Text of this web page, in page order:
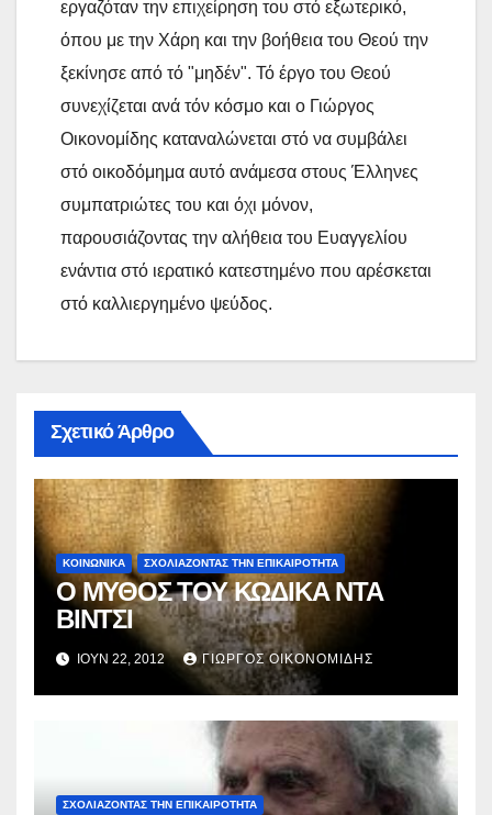
εργαζόταν την επιχείρηση του στό εξωτερικό,
όπου με την Χάρη και την βοήθεια του Θεού την
ξεκίνησε από τό "μηδέν". Τό έργο του Θεού
συνεχίζεται ανά τόν κόσμο και ο Γιώργος
Οικονομίδης καταναλώνεται στό να συμβάλει
στό οικοδόμημα αυτό ανάμεσα στους Έλληνες
συμπατριώτες του και όχι μόνον,
παρουσιάζοντας την αλήθεια του Ευαγγελίου
ενάντια στό ιερατικό κατεστημένο που αρέσκεται
στό καλλιεργημένο ψεύδος.
Σχετικό Άρθρο
ΚΟΙΝΩΝΙΚΑ ΣΧΟΛΙΆΖΟΝΤΑΣ ΤΗΝ ΕΠΙΚΑΙΡΌΤΗΤΑ
Ο ΜΥΘΟΣ ΤΟΥ ΚΩΔΙΚΑ ΝΤΑ
ΒΙΝΤΣΙ
ΙΟΎΝ 22, 2012 ΓΙΏΡΓΟΣ ΟΙΚΟΝΟΜΊΔΗΣ
ΣΧΟΛΙΆΖΟΝΤΑΣ ΤΗΝ ΕΠΙΚΑΙΡΌΤΗΤΑ